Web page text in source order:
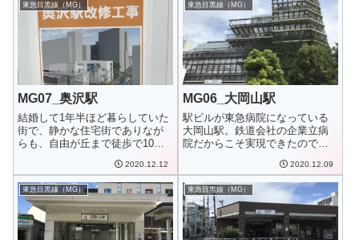
東急目黒線（MG）
MG07_奥沢駅
結婚して1年半ほど暮らしていた
街で、静かな住宅街でありなが
らも、自由が丘まで徒歩で10分
2020.12.12
東急目黒線（MG）
MG06_大岡山駅
駅ビルが東急病院になっている
大岡山駅。鉄道会社の企業立病
院だからこそ実現できたのでし
2020.12.09
東急目黒線（MG） 東急目黒線（MG）